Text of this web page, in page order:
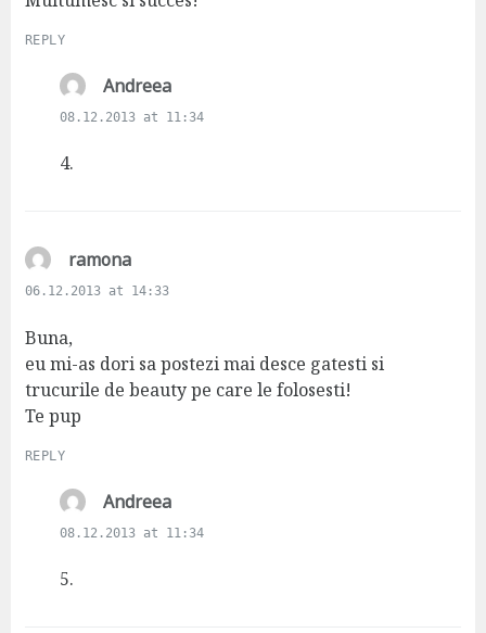
REPLY
Andreeas
a
08.12.2013 at 11:34
4.
ramonas
a
:
06.12.2013 at 14:33
Buna,
eu mi-as dori sa postezi mai desce gatesti si
trucurile de beauty pe care le folosesti!
Te pup
REPLY
Andreeas
a
08.12.2013 at 11:34
5.